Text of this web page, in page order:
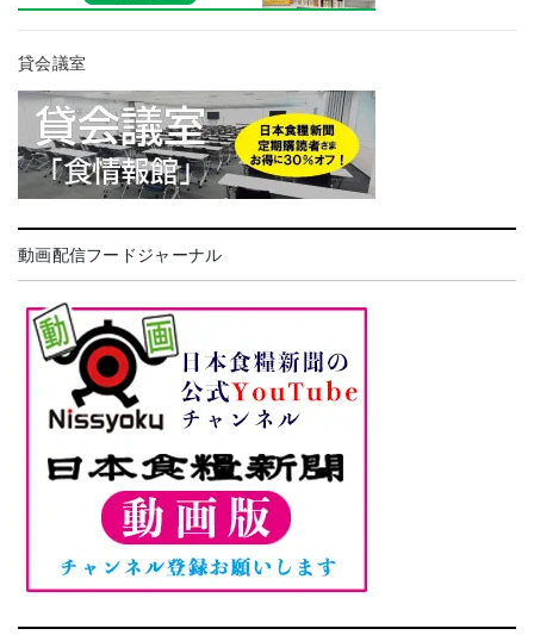
貸会議室
動画配信フードジャーナル